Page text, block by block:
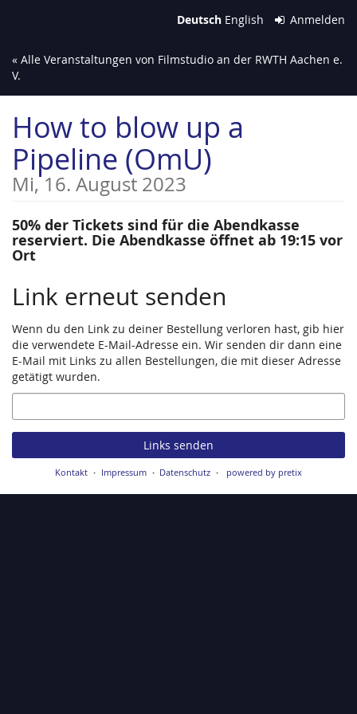
springen
Deutsch English Anmelden
« Alle Veranstaltungen von Filmstudio an der RWTH Aachen e.
V.
How to blow up a
Pipeline (OmU)
Mi, 16. August 2023
50% der Tickets sind für die Abendkasse
reserviert. Die Abendkasse öffnet ab 19:15 vor
Ort
Link erneut senden
Wenn du den Link zu deiner Bestellung verloren hast, gib hier
die verwendete E-Mail-Adresse ein. Wir senden dir dann eine
E-Mail mit Links zu allen Bestellungen, die mit dieser Adresse
getätigt wurden.
E-
Mail
Links senden
Kontakt Impressum Datenschutz powered by pretix